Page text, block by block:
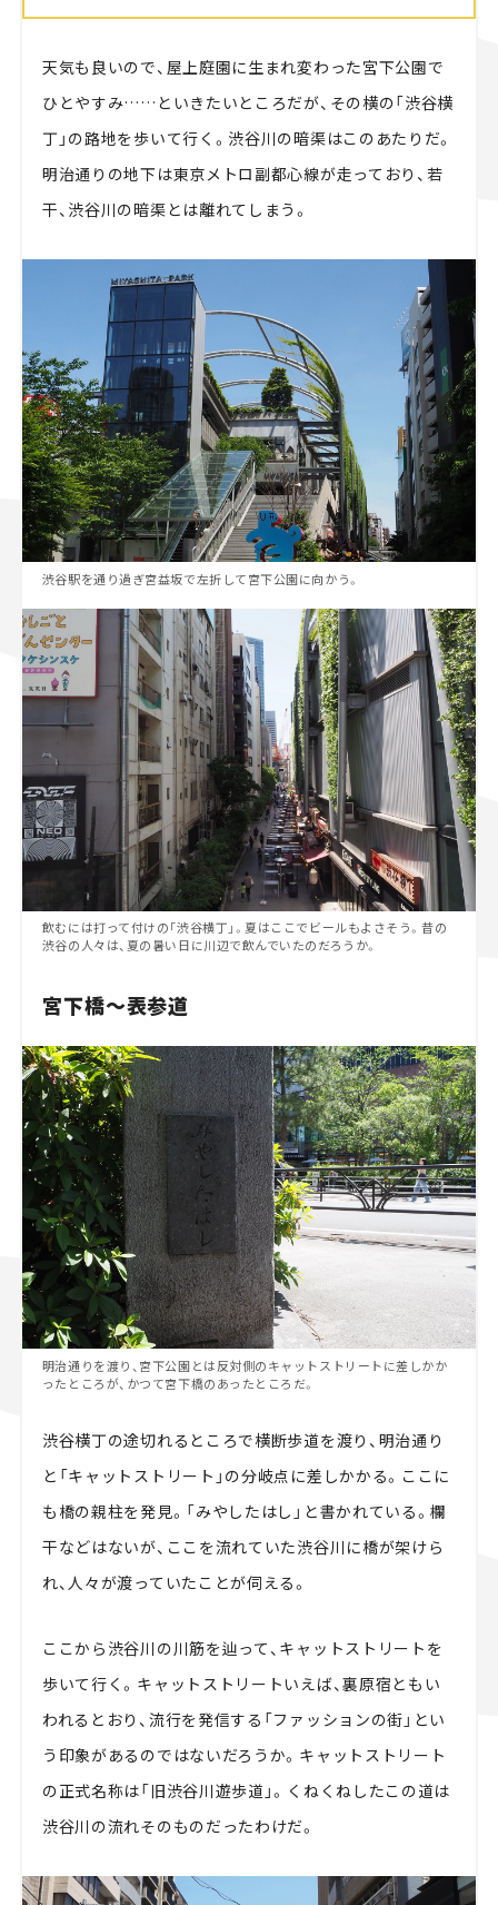
天気も良いので、屋上庭園に生まれ変わった宮下公園で
ひとやすみ……といきたいところだが、その横の「渋谷横
丁」の路地を歩いて行く。渋谷川の暗渠はこのあたりだ。
明治通りの地下は東京メトロ副都心線が走っており、若
干、渋谷川の暗渠とは離れてしまう。
渋谷駅を通り過ぎ宮益坂で左折して宮下公園に向かう。
飲むには打って付けの「渋谷横丁」。夏はここでビールもよさそう。昔の
渋谷の人々は、夏の暑い日に川辺で飲んでいたのだろうか。
宮下橋～表参道
明治通りを渡り、宮下公園とは反対側のキャットストリートに差しかか
ったところが、かつて宮下橋のあったところだ。
渋谷横丁の途切れるところで横断歩道を渡り、明治通り
と「キャットストリート」の分岐点に差しかかる。ここに
も橋の親柱を発見。「みやしたはし」と書かれている。欄
干などはないが、ここを流れていた渋谷川に橋が架けら
れ、人々が渡っていたことが伺える。
ここから渋谷川の川筋を辿って、キャットストリートを
歩いて行く。キャットストリートいえば、裏原宿ともい
われるとおり、流行を発信する「ファッションの街」とい
う印象があるのではないだろうか。キャットストリート
の正式名称は「旧渋谷川遊歩道」。くねくねしたこの道は
渋谷川の流れそのものだったわけだ。